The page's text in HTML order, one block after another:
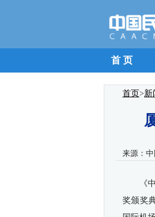
首 页
首页>新
来源： 中
《
奖颁奖